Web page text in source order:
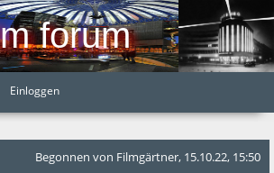
forum
Einloggen
Begonnen von Filmgärtner, 15.10.22, 15:50